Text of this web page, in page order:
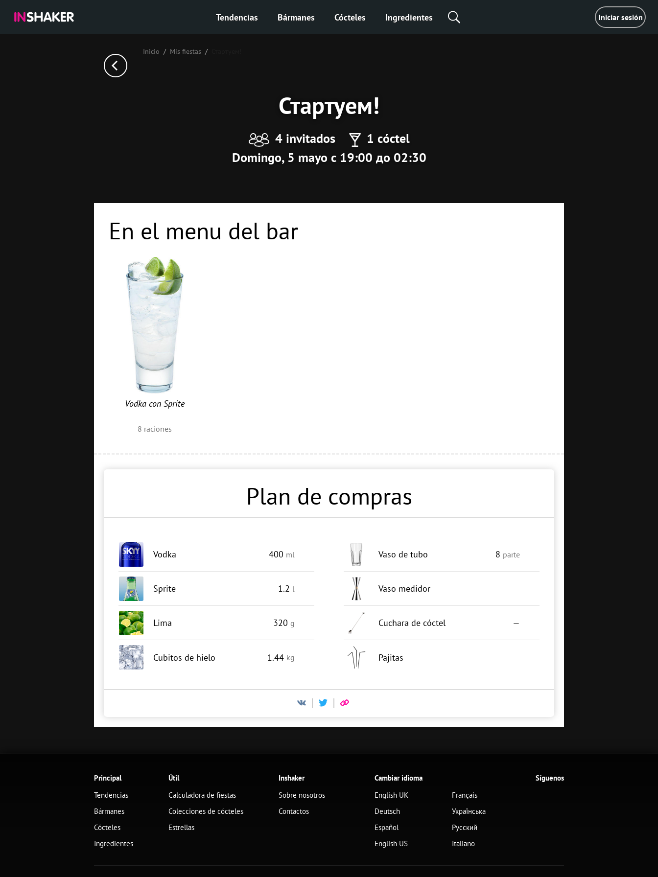
Tendencias Bármanes Cócteles Ingredientes Iniciar sesión
Inicio Mis fiestas
Стартуем!
4 invitados
1 cóctel
Domingo, 5 mayo с 19:00 до 02:30
En el menu del bar
Vodka con Sprite
8 raciones
Plan de compras
Vodka 400 ml
Sprite 1.2 l
Lima 320 g
Cubitos de hielo 1.44 kg
Vaso de tubo 8 parte
Vaso medidor —
Cuchara de cóctel —
Pajitas —
Principal
Tendencias
Bármanes
Cócteles
Ingredientes
Útil
Calculadora de fiestas
Colecciones de cócteles
Estrellas
Inshaker
Sobre nosotros
Contactos
Cambiar idioma
English UK
Deutsch
Español
English US
Français
Українська
Русский
Italiano
Síguenos